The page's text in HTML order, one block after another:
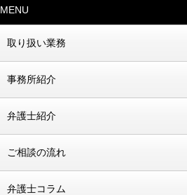
MENU
取り扱い業務
事務所紹介
弁護士紹介
ご相談の流れ
弁護士コラム